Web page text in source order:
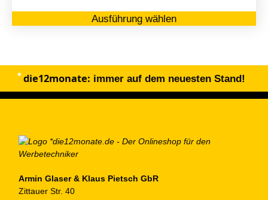
Ausführung wählen
die12monate: immer auf dem neuesten Stand!
Armin Glaser & Klaus Pietsch GbR
Zittauer Str. 40